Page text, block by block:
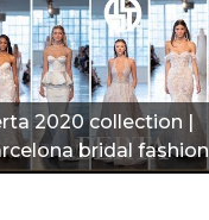
2020 collection |
bridal fashion